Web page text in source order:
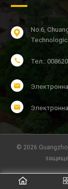
No.6,
Тел.:
© 2026